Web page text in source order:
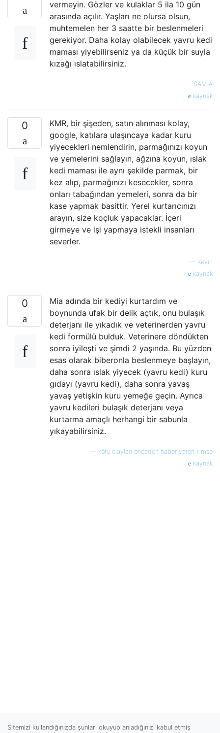
vermeyin. Gözler ve kulaklar 5 ila 10 gün
arasında açılır. Yaşları ne olursa olsun,
muhtemelen her 3 saatte bir beslenmeleri
gerekiyor. Daha kolay olabilecek yavru kedi
maması yiyebilirseniz ya da küçük bir suyla
kızağı ıslatabilirsiniz.
— SAM A
kaynak
0
KMR, bir şişeden, satın alınması kolay,
google, katılara ulaşıncaya kadar kuru
yiyecekleri nemlendirin, parmağınızı koyun
ve yemelerini sağlayın, ağzına koyun, ıslak
kedi maması ile aynı şekilde parmak, bir
kez alıp, parmağınızı kesecekler, sonra
onları tabağından yemeleri, sonra da bir
kase yapmak basittir. Yerel kurtarıcınızı
arayın, size koçluk yapacaklar. İçeri
girmeye ve işi yapmaya istekli insanları
severler.
— Kevin
kaynak
0
Mia adında bir kediyi kurtardım ve
boynunda ufak bir delik açtık, onu bulaşık
deterjanı ile yıkadık ve veterinerden yavru
kedi formülü bulduk. Veterinere döndükten
sonra iyileşti ve şimdi 2 yaşında. Bu yüzden
esas olarak biberonla beslenmeye başlayın,
daha sonra ıslak yiyecek (yavru kedi) kuru
gıdayı (yavru kedi), daha sonra yavaş
yavaş yetişkin kuru yemeğe geçin. Ayrıca
yavru kedileri bulaşık deterjanı veya
kurtarma amaçlı herhangi bir sabunla
yıkayabilirsiniz.
kötü olayları önceden haber veren kimse
kaynak
Sitemizi kullandığınızda şunları okuyup anladığınızı kabul etmiş